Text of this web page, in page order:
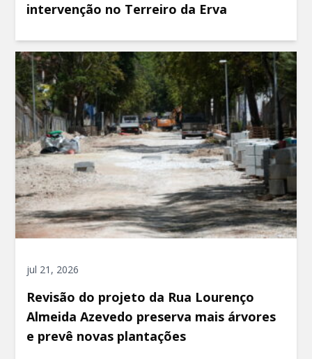
intervenção no Terreiro da Erva
jul 21, 2026
Revisão do projeto da Rua Lourenço
Almeida Azevedo preserva mais árvores
e prevê novas plantações